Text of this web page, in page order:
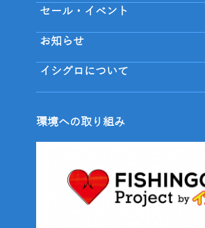
セール・イベント
お知らせ
イシグロについて
環境への取り組み